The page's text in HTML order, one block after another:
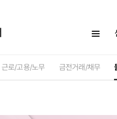
근로/고용/노무 금전거래/채무